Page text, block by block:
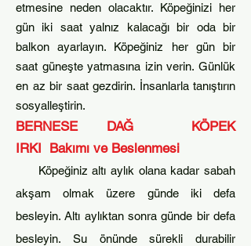
etmesine neden olacaktır. Köpeğinizi her
gün iki saat yalnız kalacağı bir oda bir
balkon ayarlayın. Köpeğiniz her gün bir
saat güneşte yatmasına izin verin. Günlük
en az bir saat gezdirin. İnsanlarla tanıştırın
sosyalleştirin.
BERNESE DAĞ KÖPEK
IRKI Bakımı ve Beslenmesi
Köpeğiniz altı aylık olana kadar sabah
akşam olmak üzere günde iki defa
besleyin. Altı aylıktan sonra günde bir defa
besleyin. Su önünde sürekli durabilir